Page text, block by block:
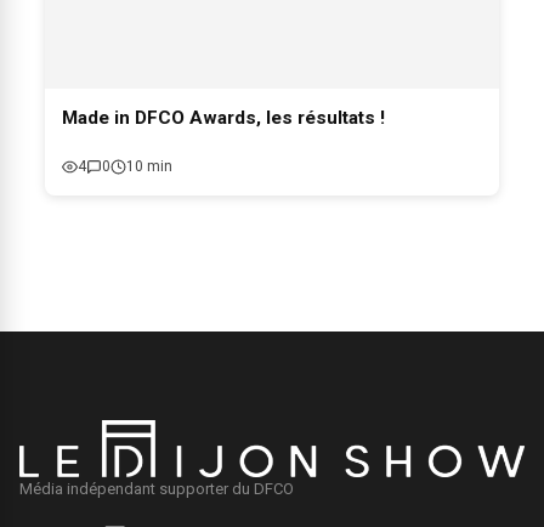
Made in DFCO Awards, les résultats !
4 0 10 min
Média indépendant supporter du DFCO